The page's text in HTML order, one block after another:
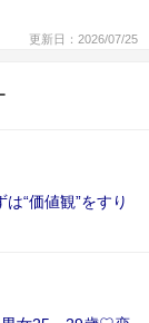
更新日：2026/07/25
“価値観”をすり